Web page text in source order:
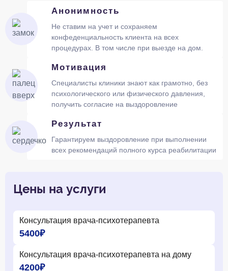
Анонимность
Не ставим на учет и сохраняем
конфеденциальность клиента на всех
процедурах. В том числе при выезде на дом.
Мотивация
Специалисты клиники знают как грамотно, без
психологического или физического давления,
получить согласие на выздоровление
Результат
Гарантируем выздоровление при выполнении
всех рекомендаций полного курса реабилитации
Цены на услуги
Консультация врача-психотерапевта
5400₽
Консультация врача-психотерапевта на дому
4200₽